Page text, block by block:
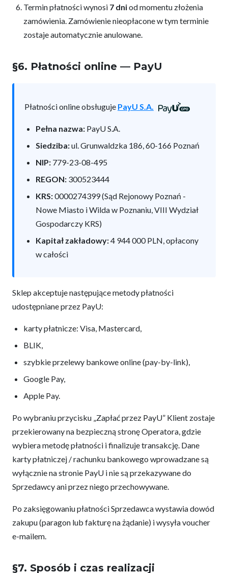
Termin płatności wynosi 7 dniod momentu złożenia
zamówienia. Zamówienie nieopłacone w tym terminie
zostaje automatycznie anulowane.
§6. Płatności online — PayU
Płatności online obsługuje PayU S.A.
Pełna nazwa: PayU S.A.
Siedziba:ul. Grunwaldzka 186, 60-166 Poznań
NIP: 779-23-08-495
REGON: 300523444
KRS:0000274399 (Sąd Rejonowy Poznań -
Nowe Miasto i Wilda w Poznaniu, VIII Wydział
Gospodarczy KRS)
Kapitał zakładowy:4 944 000 PLN, opłacony
w całości
Sklep akceptuje następujące metody płatności
udostępniane przez PayU:
karty płatnicze: Visa, Mastercard,
BLIK,
szybkie przelewy bankowe online (pay-by-link),
Google Pay,
Apple Pay.
Po wybraniu przycisku „Zapłać przez PayU” Klient zostaje
przekierowany na bezpieczną stronę Operatora, gdzie
wybiera metodę płatności i finalizuje transakcję. Dane
karty płatniczej / rachunku bankowego wprowadzane są
wyłącznie na stronie PayU i nie są przekazywane do
Sprzedawcy ani przez niego przechowywane.
Po zaksięgowaniu płatności Sprzedawca wystawia dowód
zakupu (paragon lub fakturę na żądanie) i wysyła voucher
e-mailem.
§7. Sposób i czas realizacji